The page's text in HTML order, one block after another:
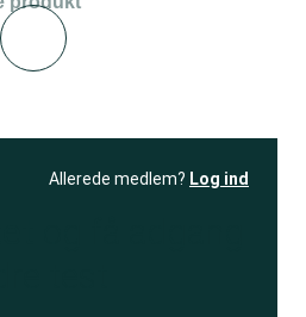
Allerede medlem? Log ind